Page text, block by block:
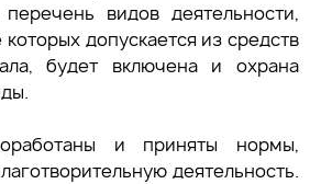
видов деятельности,
допускается из средств
будет включена и охрана
и приняты нормы,
деятельность.